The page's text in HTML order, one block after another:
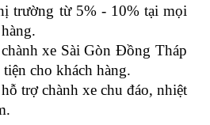
trường từ 5% - 10% tại mọi
xe Sài Gòn Đồng Tháp
cho khách hàng.
trợ chành xe chu đáo, nhiệt